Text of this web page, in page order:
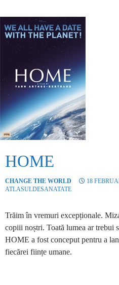
HOME
CHANGE THE WORLD
18
ATLASULDESANATATE
Trăim în vremuri excepționale.
copiii noștri. Toată lumea ar trebui
HOME a fost conceput pentru a
fiecărei ființe umane.